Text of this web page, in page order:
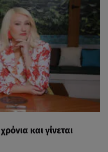
και γίνεται